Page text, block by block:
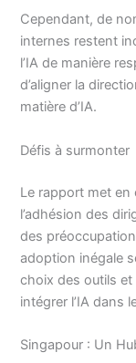
Cependant, de
internes restent
l’IA de manière
d’aligner la
matière d’IA.
Défis à surmonter
Le rapport met
l’adhésion des
des
adoption inégale
choix des outils et
intégrer l’IA dans
Singapour : Un